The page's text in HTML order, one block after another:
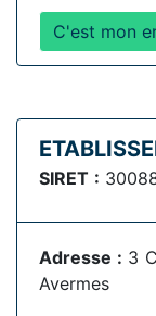
C'est mon
SIRET :
Adresse : 3
Avermes